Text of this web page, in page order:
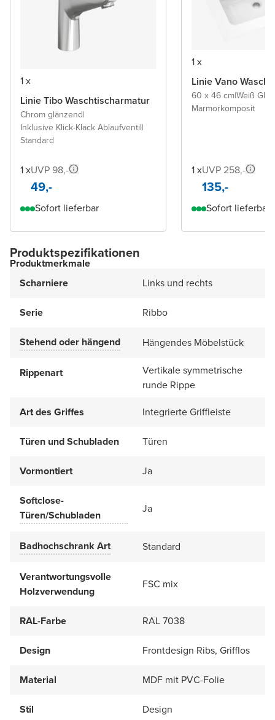
1 x
Linie Tibo Waschtischarmatur
Chrom glänzend|
Inklusive Klick-Klack Ablaufventil|
Standard
1 xUVP 98,-
49,-
Sofort lieferbar
1 x
Linie Vano
60 x 46 cm|Weiß
Marmorkomposit
1 xUVP 258,-
135,-
Sofort lieferbar
Produktspezifikationen
Produktmerkmale
Scharniere
Links und rechts
Serie Ribbo
Stehend oder hängend Hängendes Möbelstück
Rippenart
Vertikale symmetrische
runde Rippe
Art des Griffes
Integrierte Griffleiste
Türen und Schubladen Türen
Vormontiert Ja
Softclose-
Türen/Schubladen
Ja
Badhochschrank Art Standard
Verantwortungsvolle
Holzverwendung
FSC mix
RAL-Farbe RAL 7038
Design Frontdesign Ribs, Grifflos
Material MDF mit PVC-Folie
Stil Design